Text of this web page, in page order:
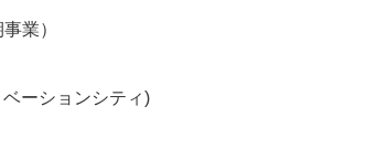
業）
ーションシティ)